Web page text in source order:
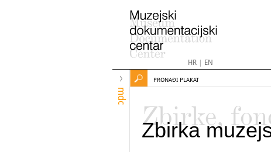
HR| EN
mdc
PRONAĐI PLAKAT
Zbirke,
Zbirka